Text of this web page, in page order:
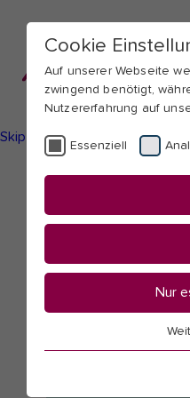
Skip to main navigation Skip to
here:
Startseite
Mitarbeitendenübersicht
Cookie
Auf unserer Webseite
zwingend benötigt,
Nutzererfahrung auf
Essenziell
Nur
Essenzielle Cookies